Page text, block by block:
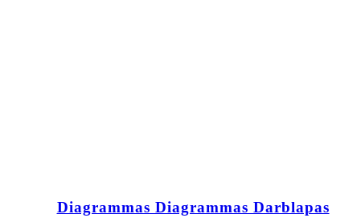
Diagrammas Diagrammas Darblapas